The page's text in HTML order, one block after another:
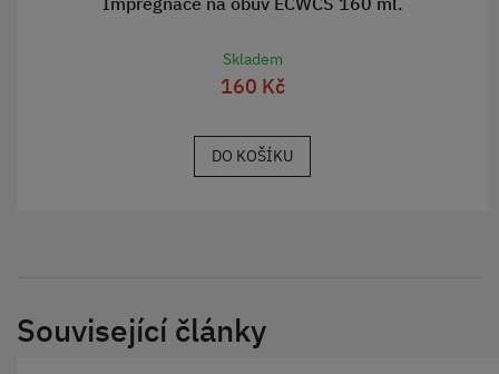
Skladem
160 Kč
DO KOŠÍKU
Související články